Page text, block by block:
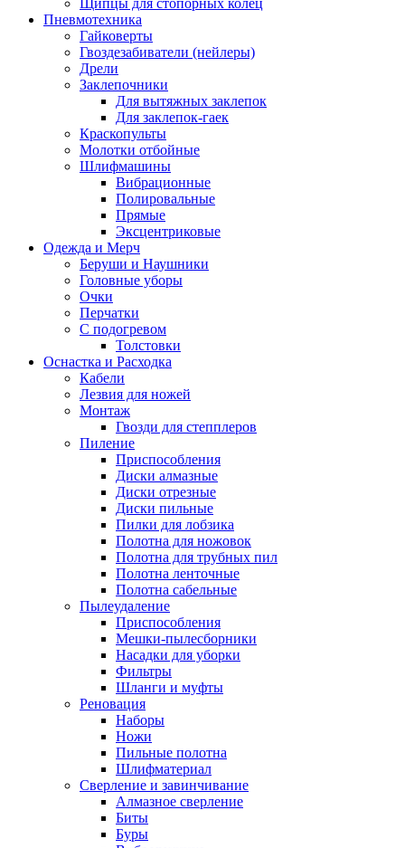
Щипцы для стопорных колец
Пневмотехника
Гайковерты
Гвоздезабиватели (нейлеры)
Дрели
Заклепочники
Для вытяжных заклепок
Для заклепок-гаек
Краскопульты
Молотки отбойные
Шлифмашины
Вибрационные
Полировальные
Прямые
Эксцентриковые
Одежда и Мерч
Беруши и Наушники
Головные уборы
Очки
Перчатки
С подогревом
Толстовки
Оснастка и Расходка
Кабели
Лезвия для ножей
Монтаж
Гвозди для степплеров
Пиление
Приспособления
Диски алмазные
Диски отрезные
Диски пильные
Пилки для лобзика
Полотна для ножовок
Полотна для трубных пил
Полотна ленточные
Полотна сабельные
Пылеудаление
Приспособления
Мешки-пылесборники
Насадки для уборки
Фильтры
Шланги и муфты
Реновация
Наборы
Ножи
Пильные полотна
Шлифматериал
Сверление и завинчивание
Алмазное сверление
Биты
Буры